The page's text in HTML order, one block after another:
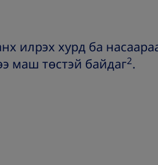
илрэх хурд ба
маш төстэй байдаг2.